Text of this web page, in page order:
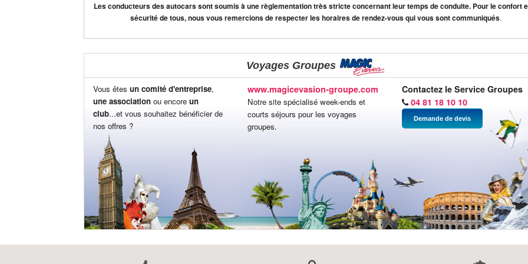
Les conducteurs des autocars sont soumis à une règlementation très stricte concernant leur temps de conduite. Pour le confort
sécurité de tous, nous vous remercions de respecter les horaires de rendez-vous qui vous sont communiqués.
Voyages Groupes
Vous êtes un comité d'entreprise,
une association ou encore un
club...et vous souhaitez bénéficier de
nos offres ?
www.magicevasion-groupe.com
Notre site spécialisé week-ends et
courts séjours pour les voyages
groupes.
Contactez le Service Groupes
04 81 18 10 10
Demande de devis